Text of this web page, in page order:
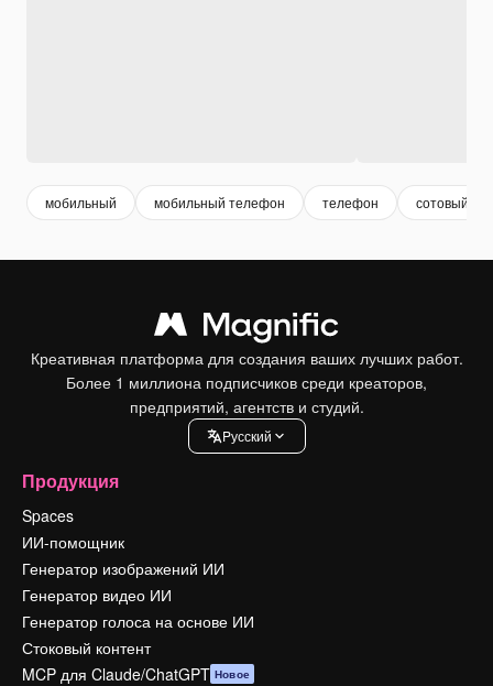
мобильный мобильный телефон телефон сотовый
Креативная платформа для создания ваших лучших работ.
Более 1 миллиона подписчиков среди креаторов,
предприятий, агентств и студий.
Pусский
Продукция
Spaces
ИИ-помощник
Генератор изображений ИИ
Генератор видео ИИ
Генератор голоса на основе ИИ
Стоковый контент
MCP для Claude/ChatGPT Новое